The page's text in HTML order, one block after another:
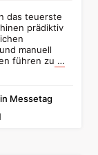
das teuerste
prädiktiv
manuell
führen zu …
Messetag